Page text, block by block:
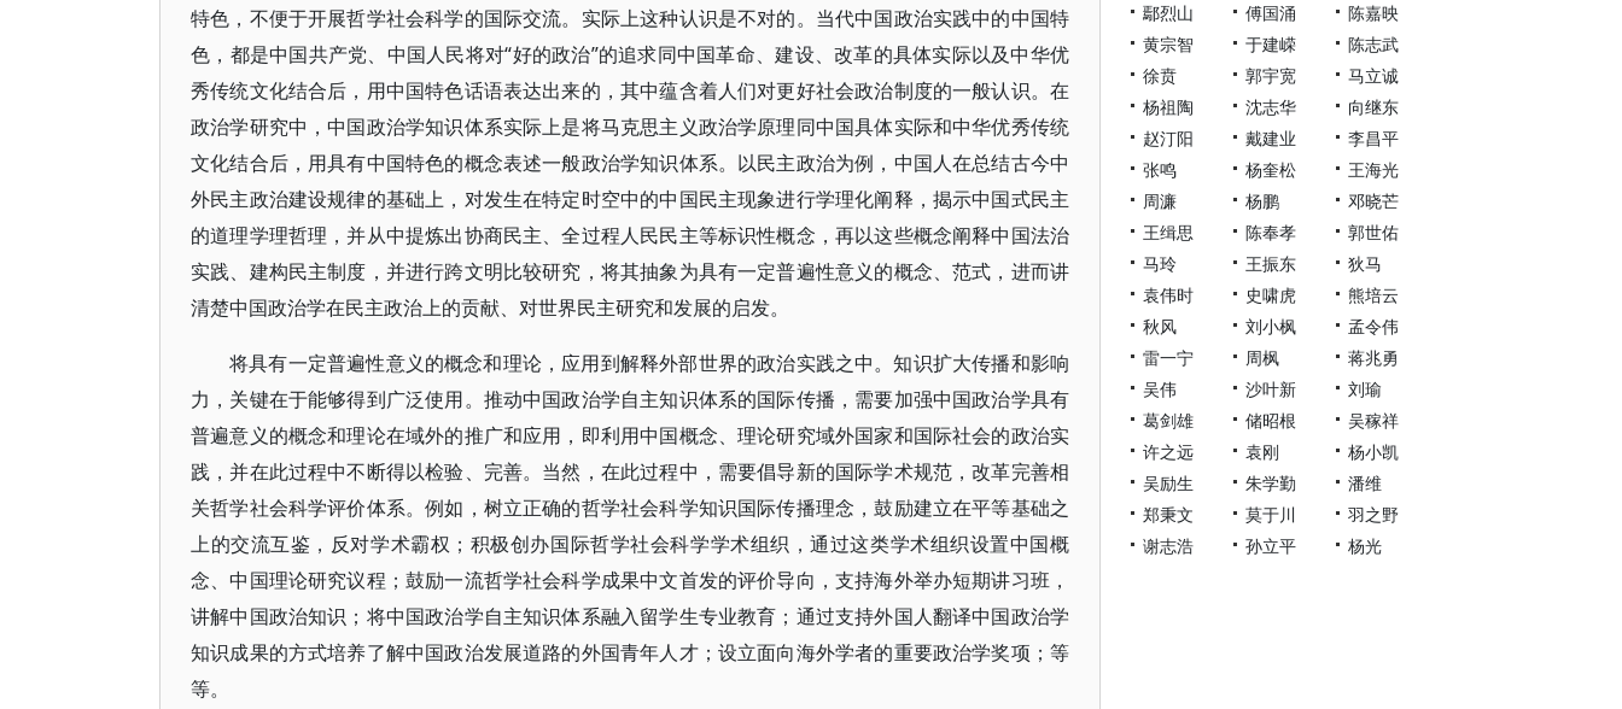
特色，不便于开展哲学社会科学的国际交流。实际上这种认识是不对的。当代中国政治实践中的中国特
色，都是中国共产党、中国人民将对“好的政治”的追求同中国革命、建设、改革的具体实际以及中华优
秀传统文化结合后，用中国特色话语表达出来的，其中蕴含着人们对更好社会政治制度的一般认识。在
政治学研究中，中国政治学知识体系实际上是将马克思主义政治学原理同中国具体实际和中华优秀传统
文化结合后，用具有中国特色的概念表述一般政治学知识体系。以民主政治为例，中国人在总结古今中
外民主政治建设规律的基础上，对发生在特定时空中的中国民主现象进行学理化阐释，揭示中国式民主
的道理学理哲理，并从中提炼出协商民主、全过程人民民主等标识性概念，再以这些概念阐释中国法治
实践、建构民主制度，并进行跨文明比较研究，将其抽象为具有一定普遍性意义的概念、范式，进而讲
清楚中国政治学在民主政治上的贡献、对世界民主研究和发展的启发。
将具有一定普遍性意义的概念和理论，应用到解释外部世界的政治实践之中。知识扩大传播和影响
力，关键在于能够得到广泛使用。推动中国政治学自主知识体系的国际传播，需要加强中国政治学具有
普遍意义的概念和理论在域外的推广和应用，即利用中国概念、理论研究域外国家和国际社会的政治实
践，并在此过程中不断得以检验、完善。当然，在此过程中，需要倡导新的国际学术规范，改革完善相
关哲学社会科学评价体系。例如，树立正确的哲学社会科学知识国际传播理念，鼓励建立在平等基础之
上的交流互鉴，反对学术霸权；积极创办国际哲学社会科学学术组织，通过这类学术组织设置中国概
念、中国理论研究议程；鼓励一流哲学社会科学成果中文首发的评价导向，支持海外举办短期讲习班，
讲解中国政治知识；将中国政治学自主知识体系融入留学生专业教育；通过支持外国人翻译中国政治学
知识成果的方式培养了解中国政治发展道路的外国青年人才；设立面向海外学者的重要政治学奖项；等
等。
鄢烈山
傅国涌
陈嘉映
黄宗智
于建嵘
陈志武
徐贲
郭宇宽
马立诚
杨祖陶
沈志华
向继东
赵汀阳
戴建业
李昌平
张鸣
杨奎松
王海光
周濂
杨鹏
邓晓芒
王缉思
陈奉孝
郭世佑
马玲
王振东
狄马
袁伟时
史啸虎
熊培云
秋风
刘小枫
孟令伟
雷一宁
周枫
蒋兆勇
吴伟
沙叶新
刘瑜
葛剑雄
储昭根
吴稼祥
许之远
袁刚
杨小凯
吴励生
朱学勤
潘维
郑秉文
莫于川
羽之野
谢志浩
孙立平 杨光